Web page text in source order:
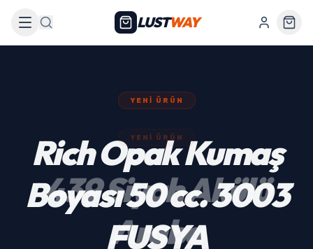
Arama LUSTWAY
439 Siyah Akülü
Araba